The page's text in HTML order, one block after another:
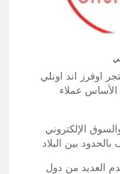
اوفرز اند اونلي
عملاء
الإلكتروني
بين البلاد
العديد من دول